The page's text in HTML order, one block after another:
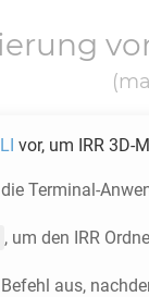
vor, um IRR 3D-
Terminal-
, um den IRR
aus,